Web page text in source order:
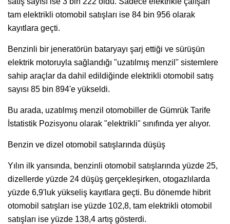
tam elektrikli otomobil satışları ise 84 bin 956 olarak
kayıtlara geçti.
Benzinli bir jeneratörün bataryayı şarj ettiği ve sürüşün
elektrik motoruyla sağlandığı "uzatılmış menzil" sistemlere
sahip araçlar da dahil edildiğinde elektrikli otomobil satış
sayısı 85 bin 894'e yükseldi.
Bu arada, uzatılmış menzil otomobiller de Gümrük Tarife
İstatistik Pozisyonu olarak "elektrikli" sınıfında yer alıyor.
Benzin ve dizel otomobil satışlarında düşüş
Yılın ilk yarısında, benzinli otomobil satışlarında yüzde 25,
dizellerde yüzde 24 düşüş gerçekleşirken, otogazlılarda
yüzde 6,9'luk yükseliş kayıtlara geçti. Bu dönemde hibrit
otomobil satışları ise yüzde 102,8, tam elektrikli otomobil
satışları ise yüzde 138,4 artış gösterdi.